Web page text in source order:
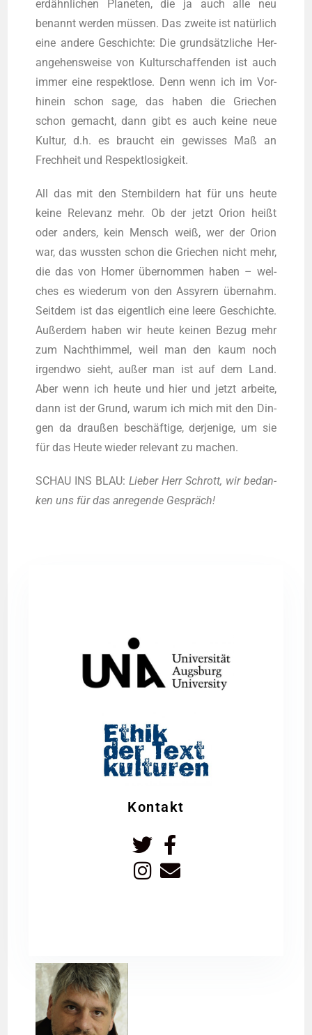
erd­ähn­li­chen Pla­ne­ten, die ja auch alle neu
benannt wer­den müs­sen. Das zwei­te ist natür­lich
eine ande­re Geschich­te: Die grund­sätz­li­che Her­
an­ge­hens­wei­se von Kul­tur­schaf­fen­den ist auch
immer eine respekt­lo­se. Denn wenn ich im Vor­
hin­ein schon sage, das haben die Grie­chen
schon gemacht, dann gibt es auch kei­ne neue
Kul­tur, d.h. es braucht ein gewis­ses Maß an
Frech­heit und Respektlosigkeit.
All das mit den Stern­bil­dern hat für uns heu­te
kei­ne Rele­vanz mehr. Ob der jetzt Ori­on heißt
oder anders, kein Mensch weiß, wer der Ori­on
war, das wuss­ten schon die Grie­chen nicht mehr,
die das von Homer über­nom­men haben – wel­
ches es wie­der­um von den Assy­rern über­nahm.
Seit­dem ist das eigent­lich eine lee­re Geschich­te.
Außer­dem haben wir heu­te kei­nen Bezug mehr
zum Nacht­him­mel, weil man den kaum noch
irgend­wo sieht, außer man ist auf dem Land.
Aber wenn ich heu­te und hier und jetzt arbei­te,
dann ist der Grund, war­um ich mich mit den Din­
gen da drau­ßen beschäf­ti­ge, der­je­ni­ge, um sie
für das Heu­te wie­der rele­vant zu machen.
SCHAU INS BLAU:Lie­ber Herr Schrott, wir bedan­
ken uns für das anre­gen­de Gespräch!
Kontakt